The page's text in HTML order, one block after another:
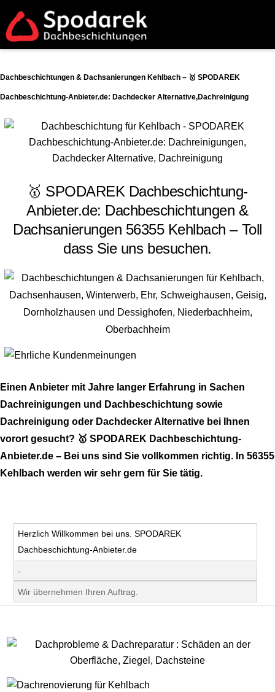
Dachbeschichtungen & Dachsanierungen Kehlbach – 🥇 SPODAREK
Dachbeschichtung-Anbieter.de: Dachdecker Alternative,Dachreinigung
🥇 SPODAREK Dachbeschichtung-
Anbieter.de: Dachbeschichtungen &
Dachsanierungen 56355 Kehlbach – Toll
dass Sie uns besuchen.
Einen Anbieter mit Jahre langer Erfahrung in Sachen
Dachreinigungen und Dachbeschichtung sowie
Dachreinigung oder Dachdecker Alternative bei Ihnen
vorort gesucht? 🥇 SPODAREK Dachbeschichtung-
Anbieter.de – Bei uns sind Sie vollkommen richtig. In 56355
Kehlbach werden wir sehr gern für Sie tätig.
Herzlich Willkommen bei uns. SPODAREK
Dachbeschichtung-Anbieter.de
-
Wir übernehmen Ihren Auftrag.